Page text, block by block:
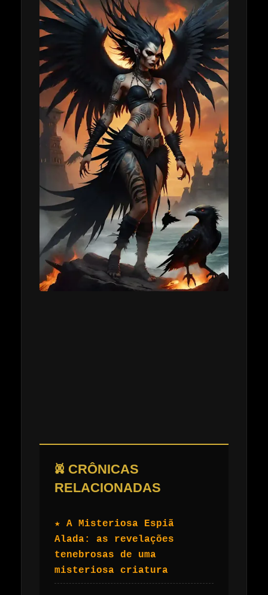
𖤙 CRÔNICAS
RELACIONADAS
★ A Misteriosa Espiã
Alada: as revelações
tenebrosas de uma
misteriosa criatura